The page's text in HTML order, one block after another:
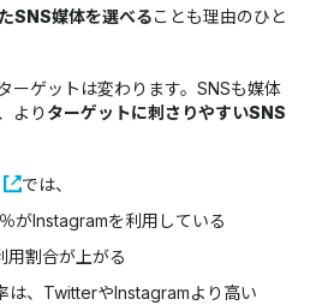
SNS媒体を選べることも理由のひと
ーゲットは変わります。SNSも媒体
より ターゲットに刺さりやすいSNS
では、
がInstagramを利用している
割合が上がる
、TwitterやInstagramより高い